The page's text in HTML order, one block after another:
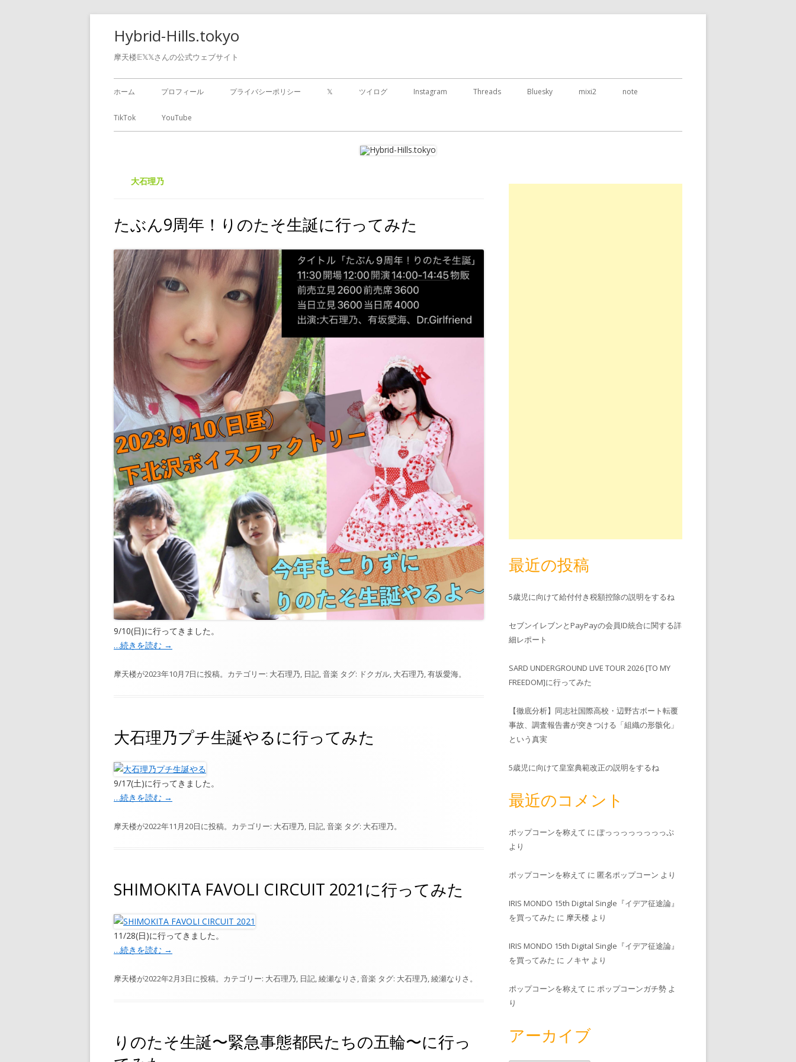
Hybrid-Hills.tokyo
摩天楼𝔼𝕏𝕏さんの公式ウェブサイト
コ
移
す
る
ホーム プロフィール プライバシーポリシー 𝕏 ツイログ Instagram Threads Bluesky mixi2 note
TikTok YouTube
大石理乃
たぶん9周年！りのたそ生誕に行ってみた
9/10(日)に行ってきました。
…続きを読む →
摩天楼が2023年10月7日に投稿。カテゴリー: 大石理乃, 日記,音楽 タグ: ドクガル, 大石理乃,有坂愛海。
大石理乃プチ生誕やるに行ってみた
9/17(土)に行ってきました。
…続きを読む →
摩天楼が2022年11月20日に投稿。カテゴリー: 大石理乃, 日記,音楽 タグ: 大石理乃。
SHIMOKITA FAVOLI CIRCUIT 2021に行ってみた
11/28(日)に行ってきました。
…続きを読む →
摩天楼が2022年2月3日に投稿。カテゴリー: 大石理乃, 日記,綾瀬なりさ ,音楽 タグ: 大石理乃,綾瀬なりさ 。
りのたそ生誕〜緊急事態都民たちの五輪〜に行っ
最近の投稿
5歳児に向けて給付付き税額控除の説明をするね
セブンイレブンとPayPayの会員ID統合に関する詳
細レポート
SARD UNDERGROUND LIVE TOUR 2026 [TO MY
FREEDOM]に行ってみた
【徹底分析】同志社国際高校・辺野古ボート転覆
事故、調査報告書が突きつける「組織の形骸化」
という真実
5歳児に向けて皇室典範改正の説明をするね
最近のコメント
ポップコーンを称えて にぽっっっっっっっっぷ
より
ポップコーンを称えて に匿名ポップコーン より
IRIS MONDO 15th Digital Single『イデア征途論』
を買ってみた に 摩天楼 より
IRIS MONDO 15th Digital Single『イデア征途論』
を買ってみた に ノキヤ より
ポップコーンを称えて にポップコーンガチ勢 よ
り
アーカイブ